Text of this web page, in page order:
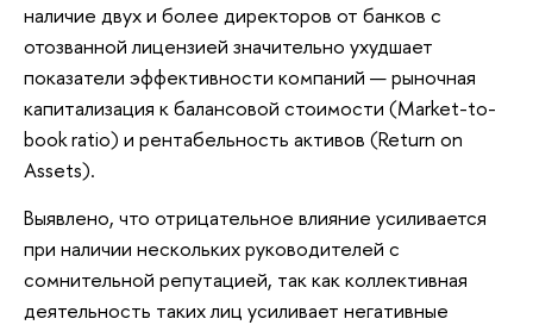
наличие двух и более директоров от банков с
отозванной лицензией значительно ухудшает
показатели эффективности компаний — рыночная
капитализация к балансовой стоимости (Market-to-
book ratio) и рентабельность активов (Return on
Assets).
Выявлено, что отрицательное влияние усиливается
при наличии нескольких руководителей с
сомнительной репутацией, так как коллективная
деятельность таких лиц усиливает негативные